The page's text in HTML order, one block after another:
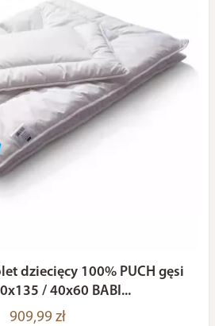
dziecięcy 100% PUCH gęsi
/ 40x60 BABI...
909,99 zł